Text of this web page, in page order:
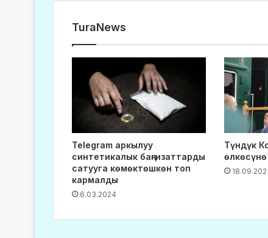
TuraNews
Telegram аркылуу
синтетикалык баңгизаттарды
сатууга көмөктөшкөн топ
кармалды
6.03.2024
Түндүк